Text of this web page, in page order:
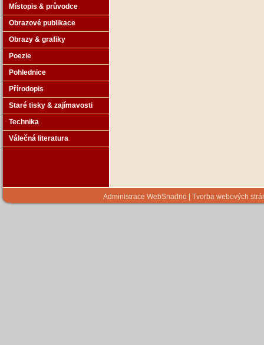
Místopis & průvodce
Obrazové publikace
Obrazy & grafiky
Poezie
Pohlednice
Přírodopis
Staré tisky & zajímavosti
Technika
Válečná literatura
Administrace WebSnadno Tvorba webových